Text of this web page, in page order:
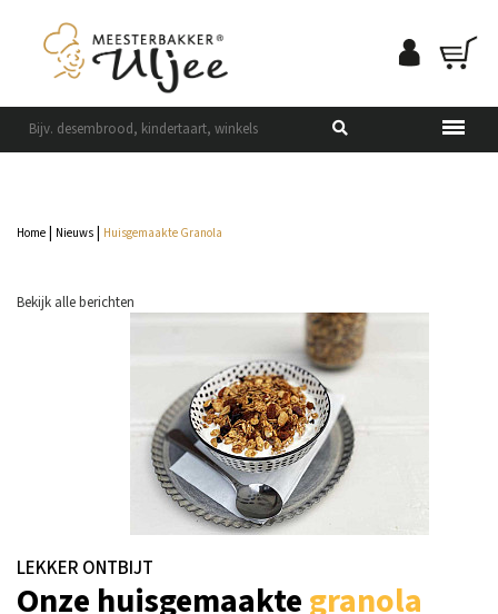
Home | Nieuws | Huisgemaakte Granola
Bekijk alle berichten
LEKKER ONTBIJT
Onze huisgemaaktegranola